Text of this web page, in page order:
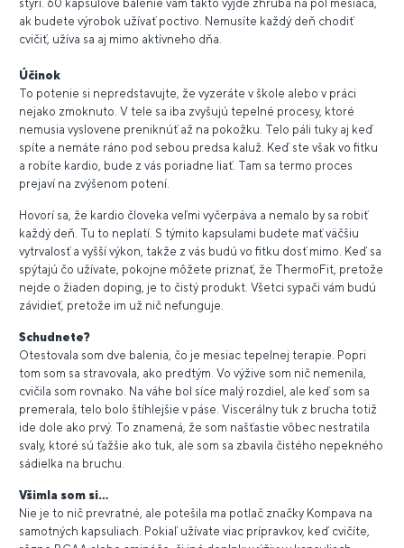
štyri. 60 kapsulové balenie vám takto vyjde zhruba na pol mesiaca,
ak budete výrobok užívať poctivo. Nemusíte každý deň chodiť
cvičiť, užíva sa aj mimo aktívneho dňa.
Účinok
To potenie si nepredstavujte, že vyzeráte v škole alebo v práci
nejako zmoknuto. V tele sa iba zvyšujú tepelné procesy, ktoré
nemusia vyslovene preniknúť až na pokožku. Telo páli tuky aj keď
spíte a nemáte ráno pod sebou predsa kaluž. Keď ste však vo fitku
a robíte kardio, bude z vás poriadne liať. Tam sa termo proces
prejaví na zvýšenom potení.
Hovorí sa, že kardio človeka veľmi vyčerpáva a nemalo by sa robiť
každý deň. Tu to neplatí. S týmito kapsulami budete mať väčšiu
vytrvalosť a vyšší výkon, takže z vás budú vo fitku dosť mimo. Keď sa
spýtajú čo užívate, pokojne môžete priznať, že ThermoFit, pretože
nejde o žiaden doping, je to čistý produkt. Všetci sypači vám budú
závidieť, pretože im už nič nefunguje.
Schudnete?
Otestovala som dve balenia, čo je mesiac tepelnej terapie. Popri
tom som sa stravovala, ako predtým. Vo výžive som nič nemenila,
cvičila som rovnako. Na váhe bol síce malý rozdiel, ale keď som sa
premerala, telo bolo štíhlejšie v páse. Viscerálny tuk z brucha totiž
ide dole ako prvý. To znamená, že som našťastie vôbec nestratila
svaly, ktoré sú ťažšie ako tuk, ale som sa zbavila čistého nepekného
sádielka na bruchu.
Všimla som si...
Nie je to nič prevratné, ale potešila ma potlač značky Kompava na
samotných kapsuliach. Pokiaľ užívate viac prípravkov, keď cvičíte,